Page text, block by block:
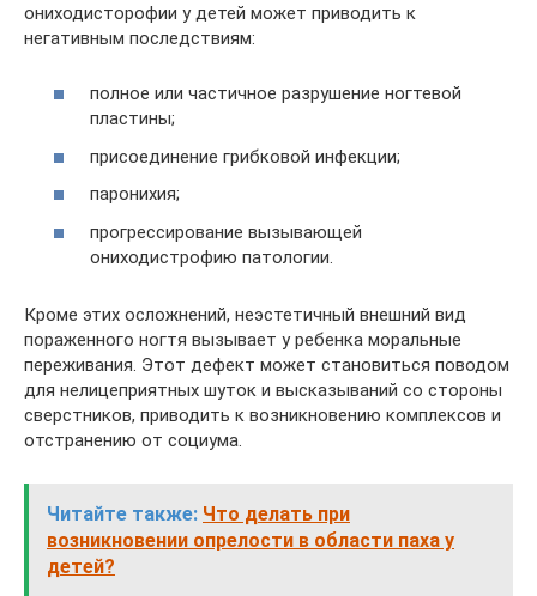
ониходисторофии у детей может приводить к
негативным последствиям:
полное или частичное разрушение ногтевой
пластины;
присоединение грибковой инфекции;
паронихия;
прогрессирование вызывающей
ониходистрофию патологии.
Кроме этих осложнений, неэстетичный внешний вид
пораженного ногтя вызывает у ребенка моральные
переживания. Этот дефект может становиться поводом
для нелицеприятных шуток и высказываний со стороны
сверстников, приводить к возникновению комплексов и
отстранению от социума.
Читайте также: Что делать при
возникновении опрелости в области паха у
детей?